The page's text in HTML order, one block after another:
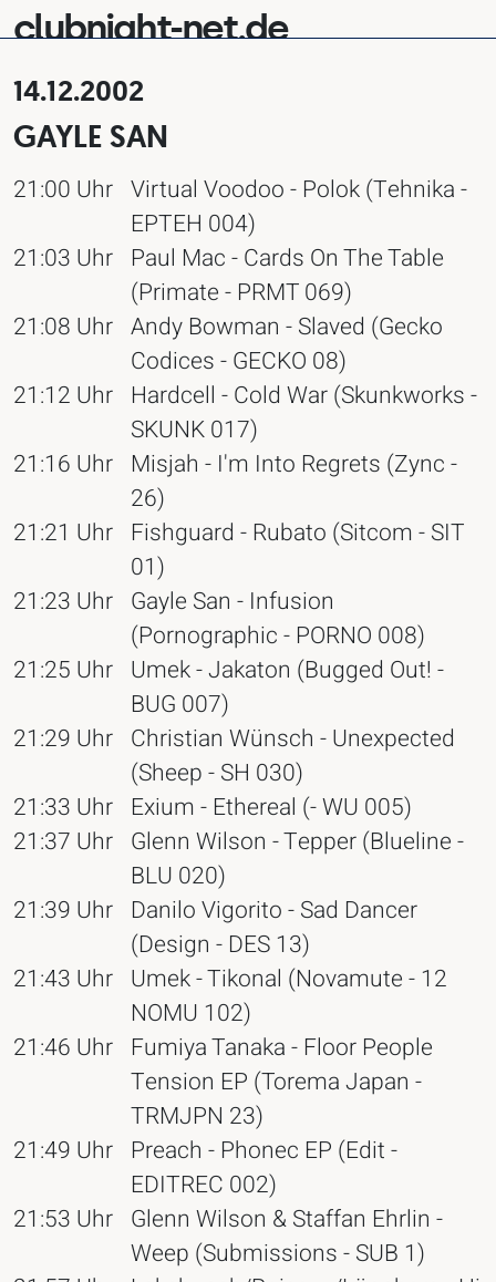
clubnight-net.de
14.12.2002
GAYLE SAN
21:00 Uhr Virtual Voodoo - Polok (Tehnika -
EPTEH 004)
21:03 Uhr Paul Mac - Cards On The Table
(Primate - PRMT 069)
21:08 Uhr Andy Bowman - Slaved (Gecko
Codices - GECKO 08)
21:12 Uhr Hardcell - Cold War (Skunkworks -
SKUNK 017)
21:16 Uhr Misjah - I'm Into Regrets (Zync -
26)
21:21 Uhr Fishguard - Rubato (Sitcom - SIT
01)
21:23 Uhr Gayle San - Infusion
(Pornographic - PORNO 008)
21:25 Uhr Umek - Jakaton (Bugged Out! -
BUG 007)
21:29 Uhr Christian Wünsch - Unexpected
(Sheep - SH 030)
21:33 Uhr Exium - Ethereal (- WU 005)
21:37 Uhr Glenn Wilson - Tepper (Blueline -
BLU 020)
21:39 Uhr Danilo Vigorito - Sad Dancer
(Design - DES 13)
21:43 Uhr Umek - Tikonal (Novamute - 12
NOMU 102)
21:46 Uhr Fumiya Tanaka - Floor People
Tension EP (Torema Japan -
TRMJPN 23)
21:49 Uhr Preach - Phonec EP (Edit -
EDITREC 002)
21:53 Uhr Glenn Wilson & Staffan Ehrlin -
Weep (Submissions - SUB 1)